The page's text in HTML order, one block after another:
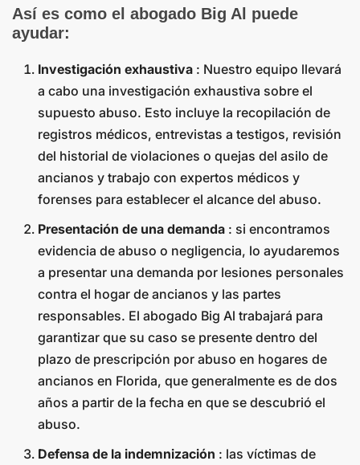
Así es como el abogado Big Al puede
ayudar:
Investigación exhaustiva : Nuestro equipo llevará
a cabo una investigación exhaustiva sobre el
supuesto abuso. Esto incluye la recopilación de
registros médicos, entrevistas a testigos, revisión
del historial de violaciones o quejas del asilo de
ancianos y trabajo con expertos médicos y
forenses para establecer el alcance del abuso.
Presentación de una demanda : si encontramos
evidencia de abuso o negligencia, lo ayudaremos
a presentar una demanda por lesiones personales
contra el hogar de ancianos y las partes
responsables. El abogado Big Al trabajará para
garantizar que su caso se presente dentro del
plazo de prescripción por abuso en hogares de
ancianos en Florida, que generalmente es de dos
años a partir de la fecha en que se descubrió el
abuso.
Defensa de la indemnización : las víctimas de